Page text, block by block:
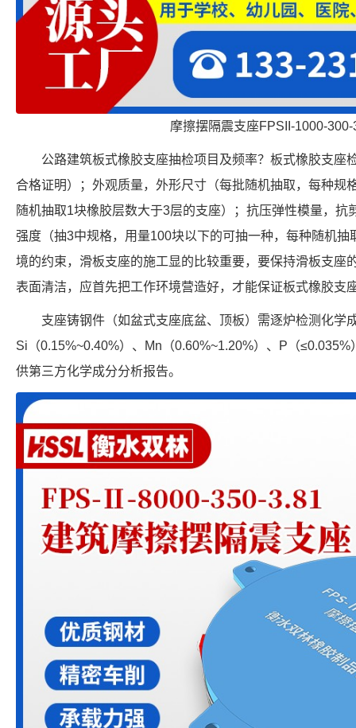
摩擦摆隔震支座FPSII-1000-300-
公路建筑板式橡胶支座抽检项目及频率？板式橡胶支座
合格证明）；外观质量，外形尺寸（每批随机抽取，每种规
随机抽取1块橡胶层数大于3层的支座）；抗压弹性模量，抗
强度（抽3中规格，用量100块以下的可抽一种，每种随机
境的约束，滑板支座的施工显的比较重要，要保持滑板支座
表面清洁，应首先把工作环境营造好，才能保证板式橡胶支
支座铸钢件（如盆式支座底盆、顶板）需逐炉检测化学
Si（0.15%~0.40%）、Mn（0.60%~1.20%）、P（
供第三方化学成分分析报告。